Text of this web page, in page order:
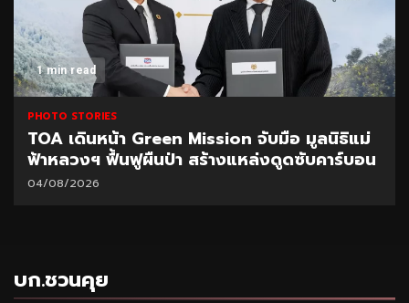
1 min read
PHOTO STORIES
CEO นำทีมผู้บริหาร BAM ลุยพื้นที่สำนักงานภูเก็ต
มอบนโยบายเร่งบริหารหนี้ – จำหน่ายทรัพย์
31/07/2026
บก.ชวนคุย